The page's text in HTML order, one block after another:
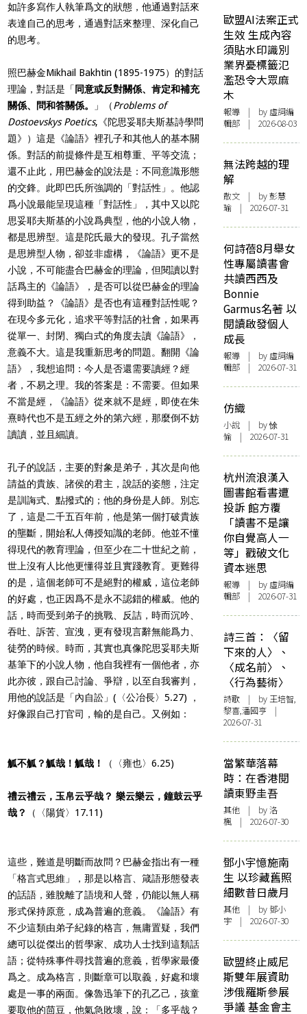
如許多寫作人執筆爲文的狀態，他通過對話來
表達自己的思考，通過對話來整理、深化自己
的思考。
照巴赫金Mikhail Bakhtin (1895-1975）的對話
理論，對話是「同意或反對關係、肯定和補充
關係、問和答關係。
」（Problems of
Dostoevskys Poetics,《陀思妥耶夫斯基詩學問
題》）這是《論語》裡孔子和其他人的基本關
係。對話的前提條件是互相尊重、平等交流；
還不止此，用巴赫金的說法是：不同意識形態
的交鋒。此即巴氏所強調的「對話性」。他認
爲小說最能呈現這種「對話性」，其中又以陀
思妥耶夫斯基的小說爲典型，他的小說人物，
都是思辨型。這是陀氏最大的發現。孔子當然
是思辨型人物，卻並非虛構，《論語》更不是
小說，不可能盡合巴赫金的理論，但閱讀以對
話爲主的《論語》，是否可以從巴赫金的理論
得到助益？《論語》是否也有這種對話性呢？
在現今多元化，追求平等對話的社會，如果再
從單一、封閉、獨白式的角度去讀《論語》，
意義不大。這是我重新思考的問題。翻開《論
語》，我想追問：今人是否還需要讀經？經
者，不易之理。我的答案是：不需要。但如果
不當是經，《論語》從來就不是經，即使在朱
熹時代也不是五經之外的第六經，那麼倒不妨
讀讀，並且細讀。
孔子的說話，主要的對象是弟子，其次是向他
請益的貴族、諸侯的君主，說話的姿態，注定
是訓誨式、點撥式的；他的身份是人師。別忘
了，這是二千五百年前，他是第一個打破貴族
的壟斷，開始私人傳授知識的老師。他並不懂
得現代的教育理論，但至少在二十世紀之前，
世上沒有人比他更懂得並且實踐教育。更難得
的是，這個老師可不是絕對的權威，這位老師
的好處，也正因爲不是永不認錯的權威。他的
話，時而受到弟子的挑戰、反詰，時而沉吟、
吞吐、訴苦、宣洩，更有發現言辭無能爲力、
徒勞的時候。時而，其實也真像陀思妥耶夫斯
基筆下的小說人物，他自我裡有一個他者，亦
此亦彼，跟自己討論、爭辯，以至自我審判，
用他的說話是「內自訟」(〈公冶長〉5.27) ，
好像跟自己打官司，輸的是自己。又例如：
觚不觚？觚哉！觚哉！ （〈雍也〉6.25)
禮云禮云，玉帛云乎哉？ 樂云樂云，鐘鼓云乎
哉？
（〈陽貨〉17.11)
這些，難道是明斷而故問？巴赫金指出有一種
「格言式思維」，那是以格言、箴語形態發表
的話語，雖脫離了語境和人聲，仍能以無人稱
形式保持原意，成為普遍的意義。《論語》有
不少這類由弟子紀錄的格言，無庸置疑，我們
總可以從傑出的哲學家、成功人士找到這類話
語；從特殊事件尋找普遍的意義，哲學家最優
爲之。成為格言，則斷章可以取義，好處和壞
處是一事的兩面。像魯迅筆下的孔乙己，孩童
要取他的茴豆，他氣急敗壞，說：「多乎哉？
歐盟AI法案正式
生效 生成內容
須貼水印識別
業界憂標籤氾
濫恐令大眾麻
木
報導 | by 虛詞編
輯部 | 2026-08-03
無法跨越的理
解
散文 | by 彭慧
瑜 | 2026-07-31
何詩蓓8月舉女
性專屬讀書會
共讀西西及
Bonnie
Garmus名著 以
閱讀啟發個人
成長
報導 | by 虛詞編
輯部 | 2026-07-31
仿織
小說 | by 悇
愉 | 2026-07-31
杭州流浪漢入
圖書館看書遭
投訴 館方覆
「讀書不是讓
你自覺高人一
等」戳破文化
資本迷思
報導 | by 虛詞編
輯部 | 2026-07-31
詩三首：〈留
下來的人〉、
〈成名前〉、
〈行為藝術〉
詩歌 | by 王培智,
黎喜,潘國亨 |
2026-07-31
當繁華落幕
時：在香港閱
讀東野圭吾
其他 | by洛
楓 | 2026-07-30
鄧小宇憶施南
生 以珍藏舊照
細數昔日歲月
其他 | by 鄧小
宇 | 2026-07-30
歐盟終止威尼
斯雙年展資助
涉俄羅斯參展
爭議 基金會主